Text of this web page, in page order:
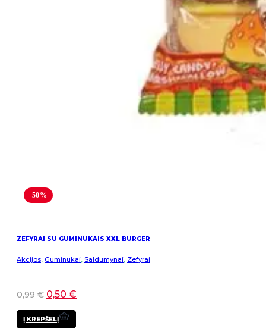
-50%
ZEFYRAI SU GUMINUKAIS XXL BURGER
Akcijos Guminukai Saldumynai Zefyrai
0,99€ 0,50 €
Į KREPŠELĮ